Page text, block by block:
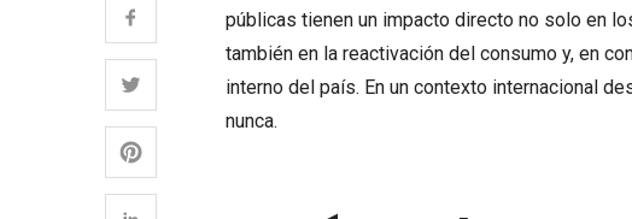
públicas tienen un impacto directo no solo en
también en la reactivación del consumo y, en
interno del país. En un contexto internacional
nunca.